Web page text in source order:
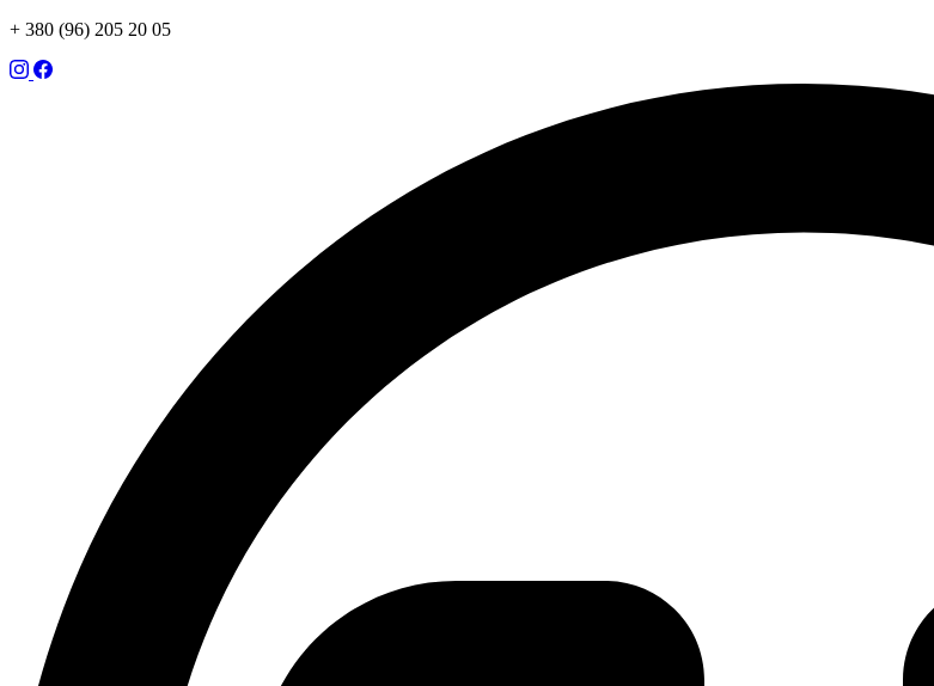
+ 380 (96) 205 20 05